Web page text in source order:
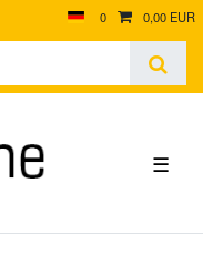
0 0,00 EUR
☰